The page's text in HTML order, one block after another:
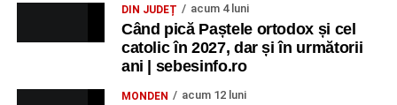
DIN JUDEȚ acum 4 luni
Când pică Paștele ortodox și cel
catolic în 2027, dar și în următorii
ani | sebesinfo.ro
MONDEN acum 12 luni